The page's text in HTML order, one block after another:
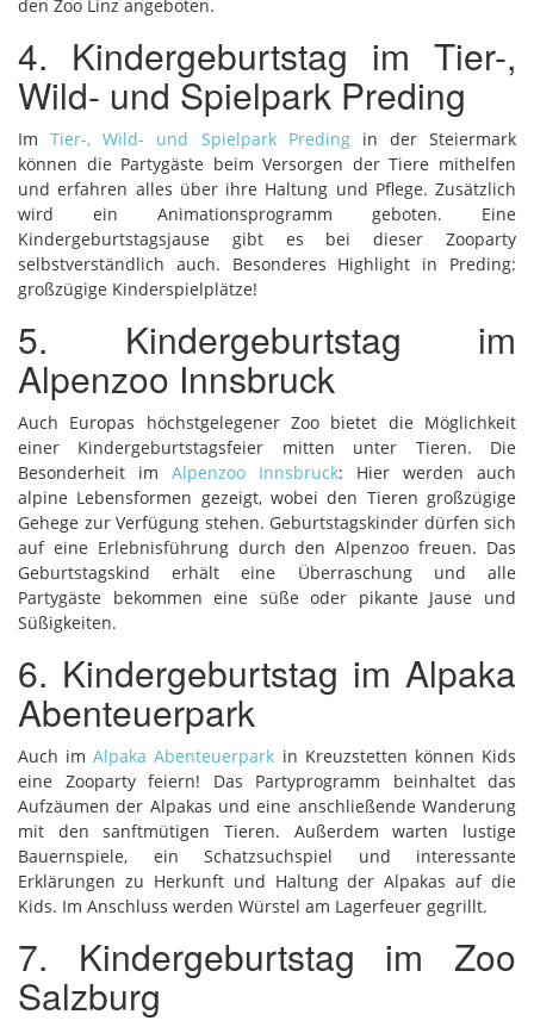
den Zoo Linz angeboten.
4. Kindergeburtstag im Tier-,
Wild- und Spielpark Preding
ImTier-, Wild- und Spielpark Predingin der Steiermark
können die Partygäste beim Versorgen der Tiere mithelfen
und erfahren alles über ihre Haltung und Pflege. Zusätzlich
wird ein Animationsprogramm geboten. Eine
Kindergeburtstagsjause gibt es bei dieser Zooparty
selbstverständlich auch. Besonderes Highlight in Preding:
großzügige Kinderspielplätze!
5. Kindergeburtstag im
Alpenzoo Innsbruck
Auch Europas höchstgelegener Zoo bietet die Möglichkeit
einer Kindergeburtstagsfeier mitten unter Tieren. Die
Besonderheit im Alpenzoo Innsbruck: Hier werden auch
alpine Lebensformen gezeigt, wobei den Tieren großzügige
Gehege zur Verfügung stehen. Geburtstagskinder dürfen sich
auf eine Erlebnisführung durch den Alpenzoo freuen. Das
Geburtstagskind erhält eine Überraschung und alle
Partygäste bekommen eine süße oder pikante Jause und
Süßigkeiten.
6. Kindergeburtstag im Alpaka
Abenteuerpark
Auch imAlpaka Abenteuerpark in Kreuzstetten können Kids
eine Zooparty feiern! Das Partyprogramm beinhaltet das
Aufzäumen der Alpakas und eine anschließende Wanderung
mit den sanftmütigen Tieren. Außerdem warten lustige
Bauernspiele, ein Schatzsuchspiel und interessante
Erklärungen zu Herkunft und Haltung der Alpakas auf die
Kids. Im Anschluss werden Würstel am Lagerfeuer gegrillt.
7. Kindergeburtstag im Zoo
Salzburg